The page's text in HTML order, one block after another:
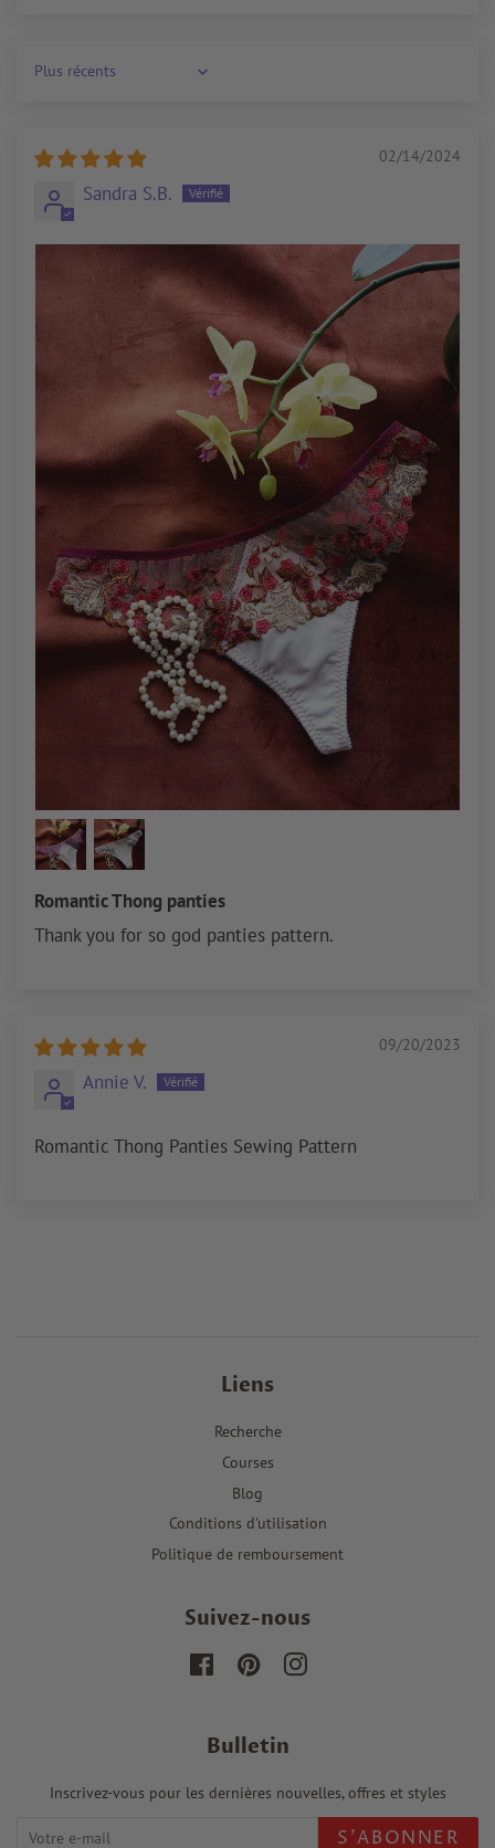
Sort by
02/14/2024
Sandra S.B.
Romantic Thong panties
Thank you for so god panties pattern.
09/20/2023
Annie V.
Romantic Thong Panties Sewing Pattern
Liens
Recherche
Courses
Blog
Conditions d'utilisation
Politique de remboursement
Suivez-nous
FacebookPinterestInstagram
Bulletin
Inscrivez-vous pour les dernières nouvelles, offres et styles
S'ABONNER